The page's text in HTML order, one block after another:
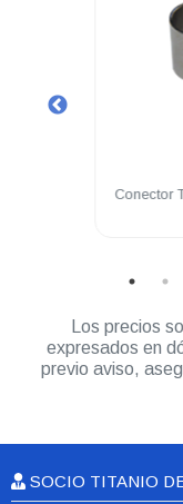
Conector
Los precios
expresados en
previo aviso,
SOCIO TITANIO